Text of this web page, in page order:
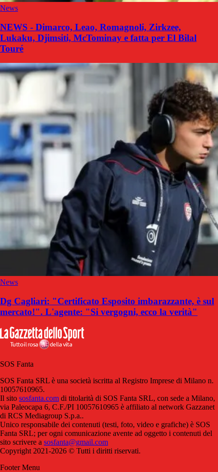
News
NEWS - Dimarco, Leao, Romagnoli, Zirkzee,
Lukaku, Djimsiti, McTominay e fatta per El Bilal
Touré
News
Dg Cagliari: "Certificato Esposito imbarazzante, è sul
mercato!". L'agente: "Si vergogni, ecco la verità"
SOS Fanta
SOS Fanta SRL è una società iscritta al Registro Imprese di Milano n.
10057610965.
Il sito sosfanta.com di titolarità di SOS Fanta SRL, con sede a Milano,
via Paleocapa 6, C.F./PI 10057610965 è affiliato al network Gazzanet
di RCS Mediagroup S.p.a..
Unico responsabile dei contenuti (testi, foto, video e grafiche) è SOS
Fanta SRL; per ogni comunicazione avente ad oggetto i contenuti del
sito scrivere a sosfanta@gmail.com
Copyright 2021-2026 © Tutti i diritti riservati.
Footer Menu